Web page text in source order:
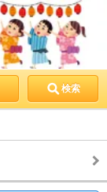
検索